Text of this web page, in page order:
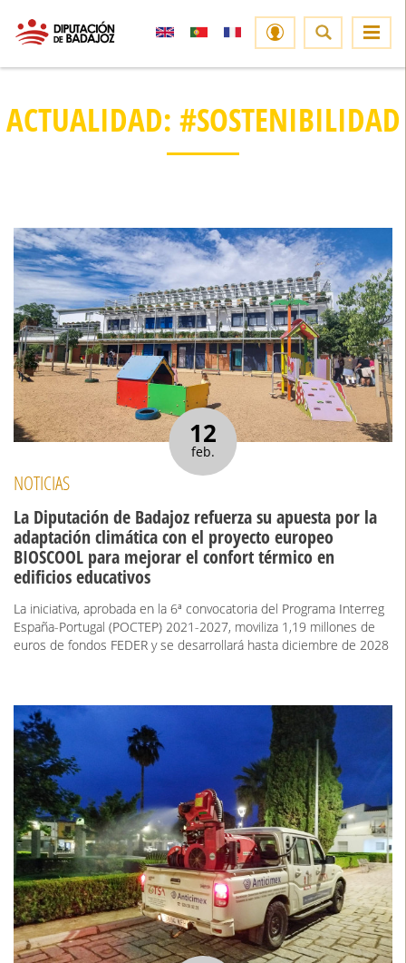
ACTUALIDAD: #SOSTENIBILIDAD
12
feb.
NOTICIAS
La Diputación de Badajoz refuerza su apuesta por la
adaptación climática con el proyecto europeo
BIOSCOOL para mejorar el confort térmico en
edificios educativos
La iniciativa, aprobada en la 6ª convocatoria del Programa Interreg
España-Portugal (POCTEP) 2021-2027, moviliza 1,19 millones de
euros de fondos FEDER y se desarrollará hasta diciembre de 2028